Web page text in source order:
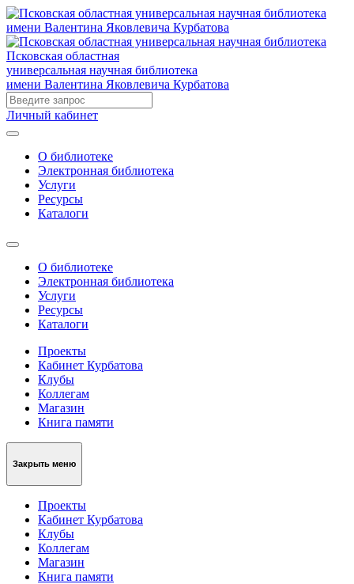
Псковская областная
универсальная научная библиотека
имени Валентина Яковлевича Курбатова
Личный кабинет
О библиотеке
Электронная библиотека
Услуги
Ресурсы
Каталоги
О библиотеке
Электронная библиотека
Услуги
Ресурсы
Каталоги
Проекты
Кабинет Курбатова
Клубы
Коллегам
Магазин
Книга памяти
Закрыть меню
Проекты
Кабинет Курбатова
Клубы
Коллегам
Магазин
Книга памяти